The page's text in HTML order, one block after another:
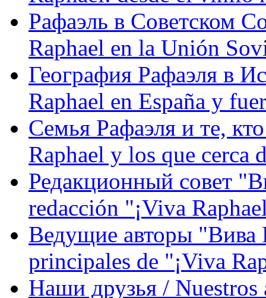
Рафаэль в Советском
Raphael en la Unión
География Рафаэля в
Raphael en España y
Семья Рафаэля и те,
Raphael y los que cerca
Редакционный совет
redacción "¡Viva
Ведущие авторы "Вива
principales de "¡Viva
Наши друзья / Nuestros